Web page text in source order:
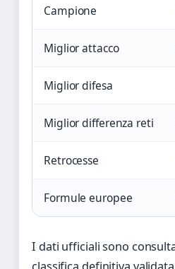
Campione
Miglior attacco
Miglior difesa
Miglior differenza reti
Retrocesse
Formule europee
I dati ufficiali sono